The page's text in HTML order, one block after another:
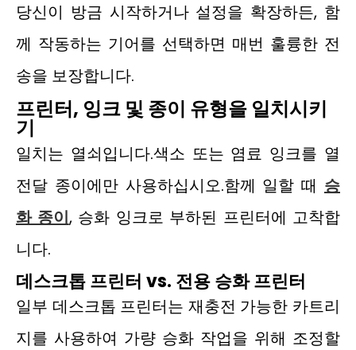
당신이 방금 시작하거나 설정을 확장하든, 함
께 작동하는 기어를 선택하면 매번 훌륭한 전
송을 보장합니다.
프린터, 잉크 및 종이 유형을 일치시키
기
일치는 열쇠입니다.색소 또는 염료 잉크를 열
전달 종이에만 사용하십시오.함께 일할 때 승
화 종이, 승화 잉크로 부하된 프린터에 고착합
니다.
데스크톱 프린터 vs. 전용 승화 프린터
일부 데스크톱 프린터는 재충전 가능한 카트리
지를 사용하여 가량 승화 작업을 위해 조정할